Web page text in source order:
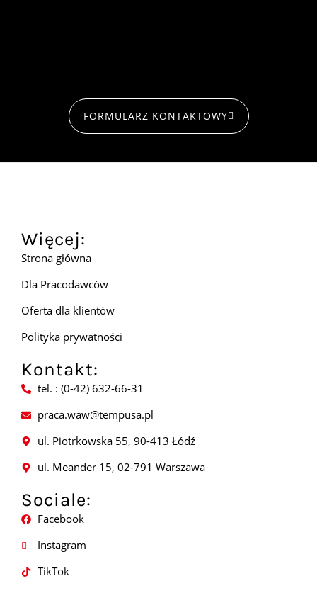
FORMULARZ KONTAKTOWY
Więcej:
Strona główna
Dla Pracodawców
Oferta dla klientów
Polityka prywatności
Kontakt:
tel. : (0-42) 632-66-31
praca.waw@tempusa.pl
ul. Piotrkowska 55, 90-413 Łódź
ul. Meander 15, 02-791 Warszawa
Sociale:
Facebook
Instagram
TikTok